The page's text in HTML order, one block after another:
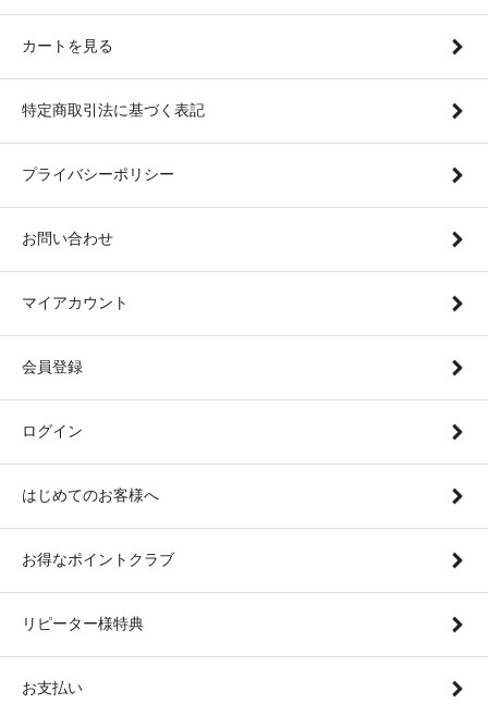
カートを見る
特定商取引法に基づく表記
プライバシーポリシー
お問い合わせ
マイアカウント
会員登録
ログイン
はじめてのお客様へ
お得なポイントクラブ
リピーター様特典
お支払い